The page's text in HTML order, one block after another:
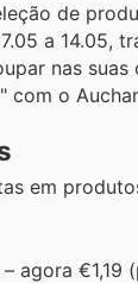
de
a 14.05,
nas
com o
em
– agora €1,19